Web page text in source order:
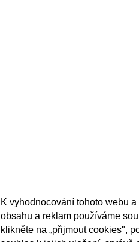
K vyhodnocování tohoto webu
obsahu a reklam používáme
klikněte na „přijmout cookies",